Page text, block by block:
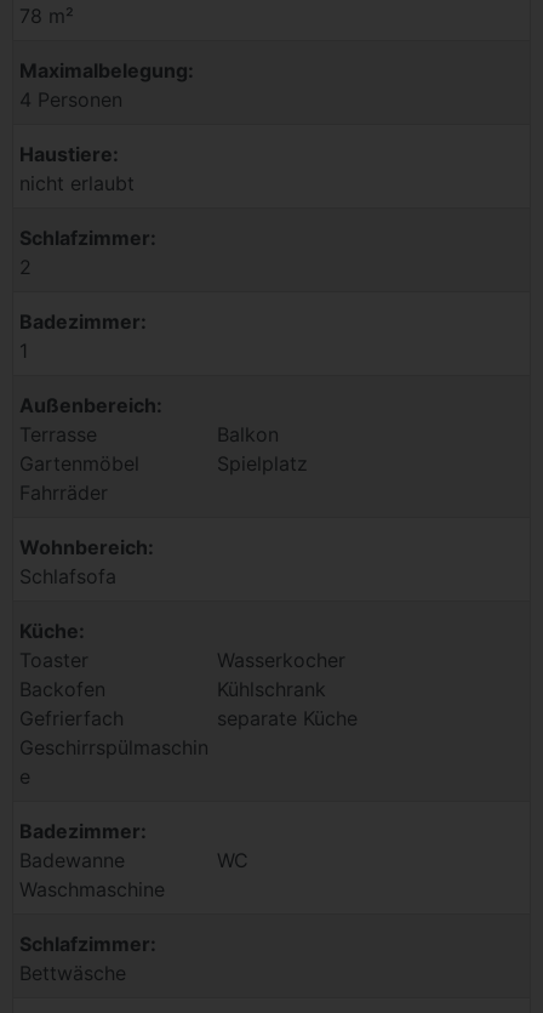
78 m²
Maximalbelegung:
4 Personen
Haustiere:
nicht erlaubt
Schlafzimmer:
2
Badezimmer:
1
Außenbereich:
Terrasse
Balkon
Gartenmöbel
Spielplatz
Fahrräder
Wohnbereich:
Schlafsofa
Küche:
Toaster
Wasserkocher
Backofen
Kühlschrank
Gefrierfach
separate Küche
Geschirrspülmaschin
e
Badezimmer:
Badewanne
WC
Waschmaschine
Schlafzimmer:
Bettwäsche